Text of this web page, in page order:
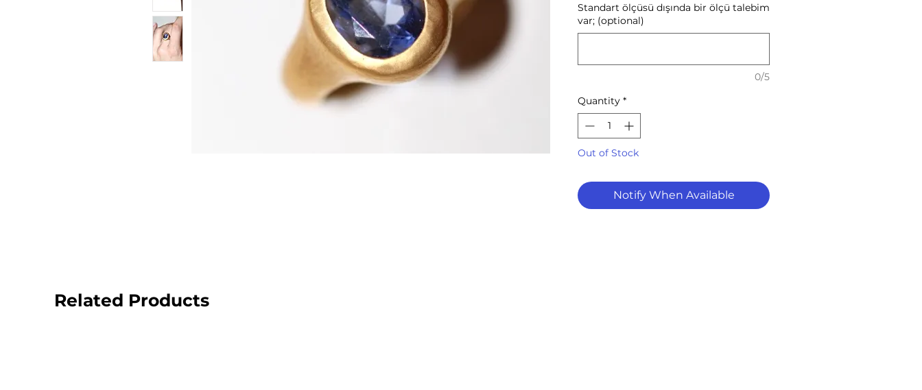
Farklı renk talepleriniz için bize
yazınız.
2024, Galata
Standart ölçüsü dışında bir ölçü talebim
var; (optional)
0/5
Quantity *
Out of Stock
Notify When Available
Related Products